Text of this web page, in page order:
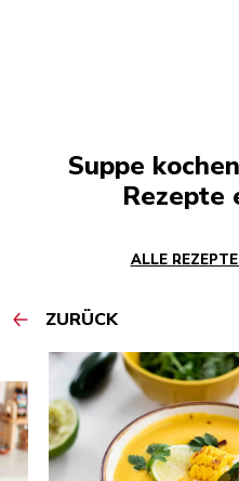
Suppe
Rezepte
ALLE
ZURÜCK